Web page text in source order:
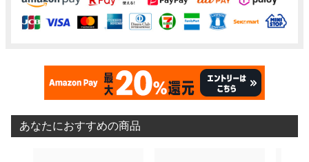
あなたにおすすめの商品